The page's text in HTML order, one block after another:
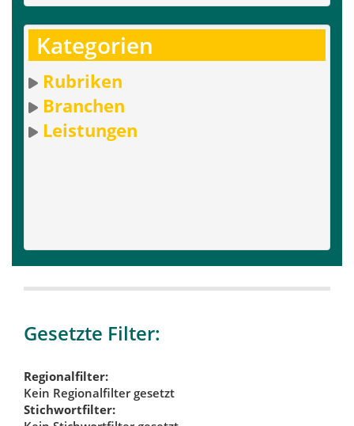
Kategorien
Rubriken
Branchen
Leistungen
Gesetzte Filter:
Regionalfilter:
Kein Regionalfilter gesetzt
Stichwortfilter: